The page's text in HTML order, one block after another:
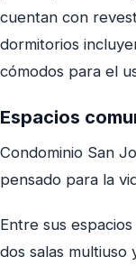
cuentan con
dormitorios
cómodos para el
Espacios
Condominio San
pensado para la
Entre sus
dos salas